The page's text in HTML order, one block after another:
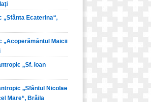
„Sfânta Ecaterina“,
„Acoperământul Maicii
„Sf. Ioan
„Sfântul Nicolae
Mare“, Brăila